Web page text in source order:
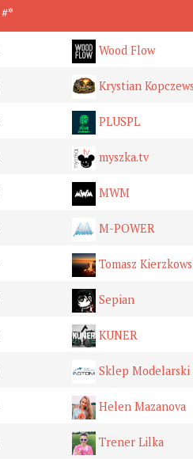
#*
Wood Flow
Krystian
PLUSPL
myszka.tv
MWM
M-POWER
Tomasz
Sepian
KUNER
Sklep Modelarski
Helen Mazanova
Trener Lilka